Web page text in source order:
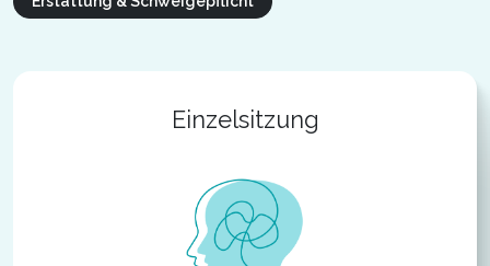
Einzelsitzung